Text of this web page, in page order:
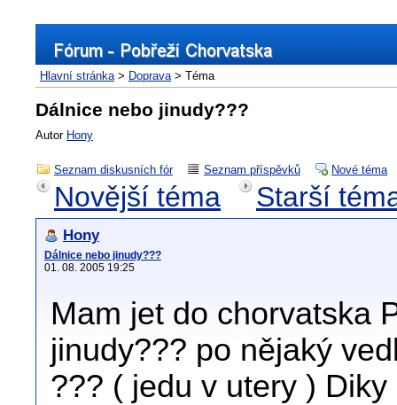
Hlavní stránka> Doprava> Téma
Dálnice nebo jinudy???
Autor Hony
Seznam diskusních fór Seznam příspěvků Nové téma
Novější téma Starší
Hony
Dálnice nebo jinudy???
01. 08. 2005 19:25
Mam jet do chorvatska
jinudy??? po nějaký
??? ( jedu v utery )